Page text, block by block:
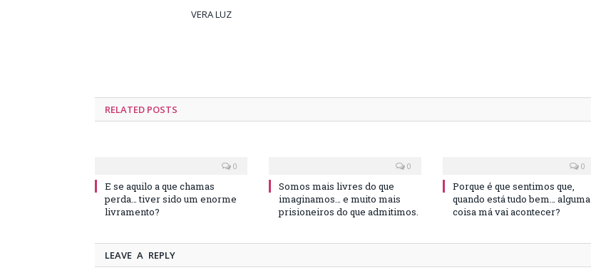
VERA LUZ
RELATED POSTS
0
E se aquilo a que chamas
perda… tiver sido um enorme
livramento?
0
Somos mais livres do que
imaginamos… e muito mais
prisioneiros do que admitimos.
0
Porque é que sentimos que,
quando está tudo bem… alguma
coisa má vai acontecer?
LEAVE A REPLY